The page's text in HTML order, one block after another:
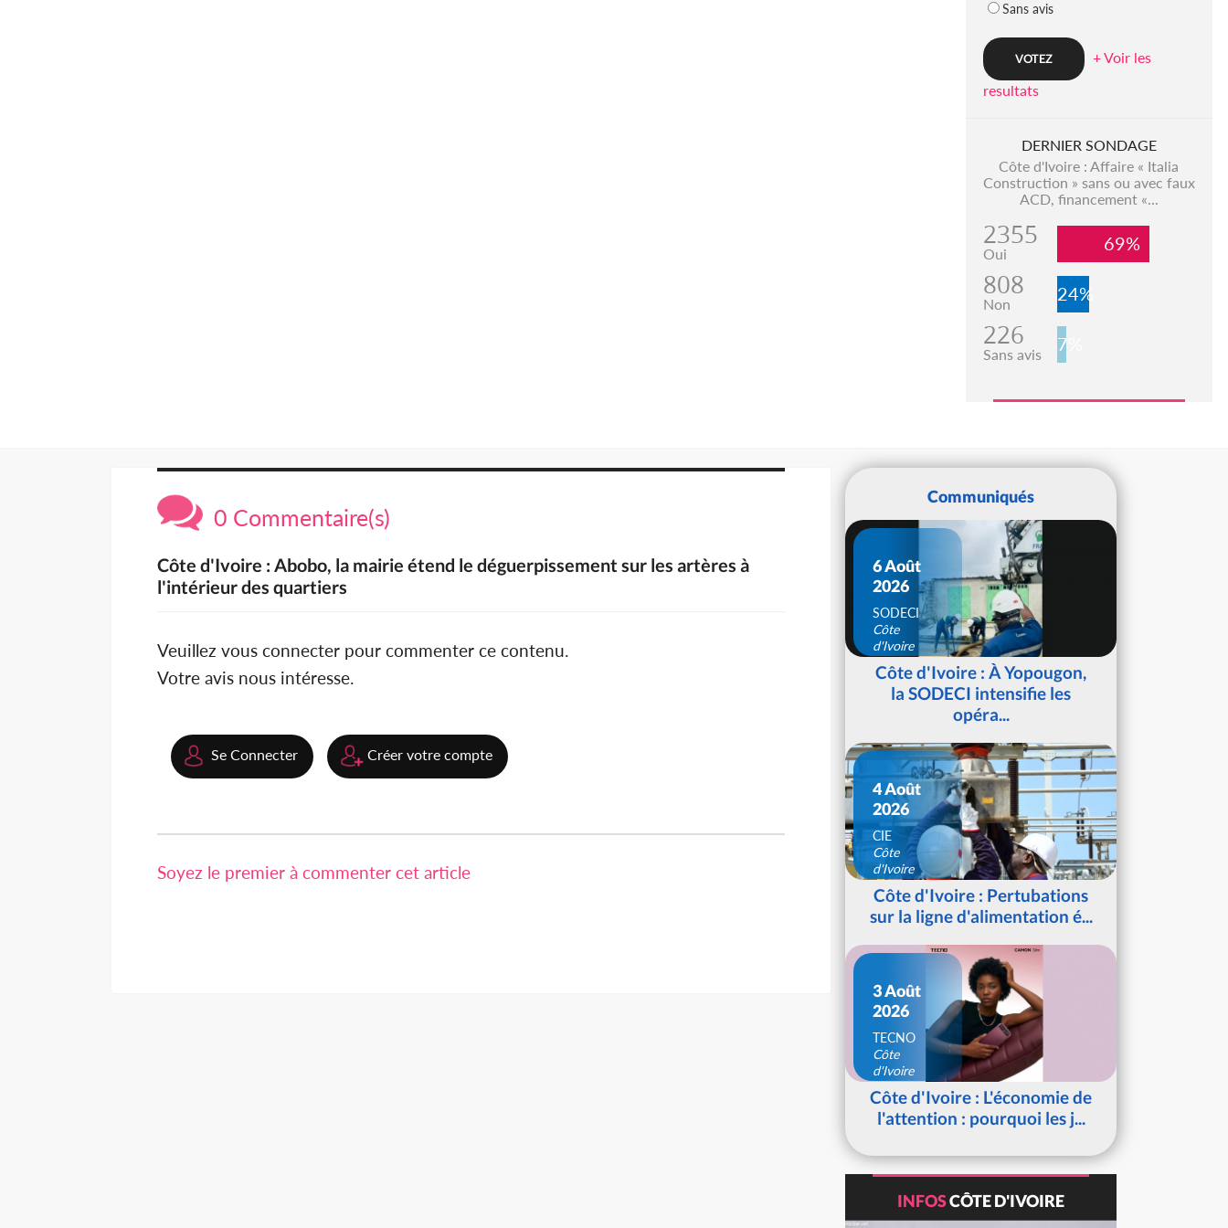
Sans avis
+ Voir les
resultats
DERNIER SONDAGE
Côte d'Ivoire : Affaire « Italia
Construction » sans ou avec faux
ACD, financement «...
2355
Oui 69%
808
Non 24%
226
Sans avis 7%
0 Commentaire(s)
Côte d'Ivoire : Abobo, la mairie étend le déguerpissement sur les artères à
l'intérieur des quartiers
Veuillez vous connecter pour commenter ce contenu.
Votre avis nous intéresse.
Se Connecter Créer votre compte
Soyez le premier à commenter cet article
Communiqués
6 Août
2026
SODECI
Côte
d'Ivoire
Côte d'Ivoire : À Yopougon,
la SODECI intensifie les
opéra...
4 Août
2026
CIE
Côte
d'Ivoire
Côte d'Ivoire : Pertubations
sur la ligne d'alimentation é...
3 Août
2026
TECNO
Côte
d'Ivoire
Côte d'Ivoire : L'économie de
l'attention : pourquoi les j...
INFOSCÔTE D'IVOIRE